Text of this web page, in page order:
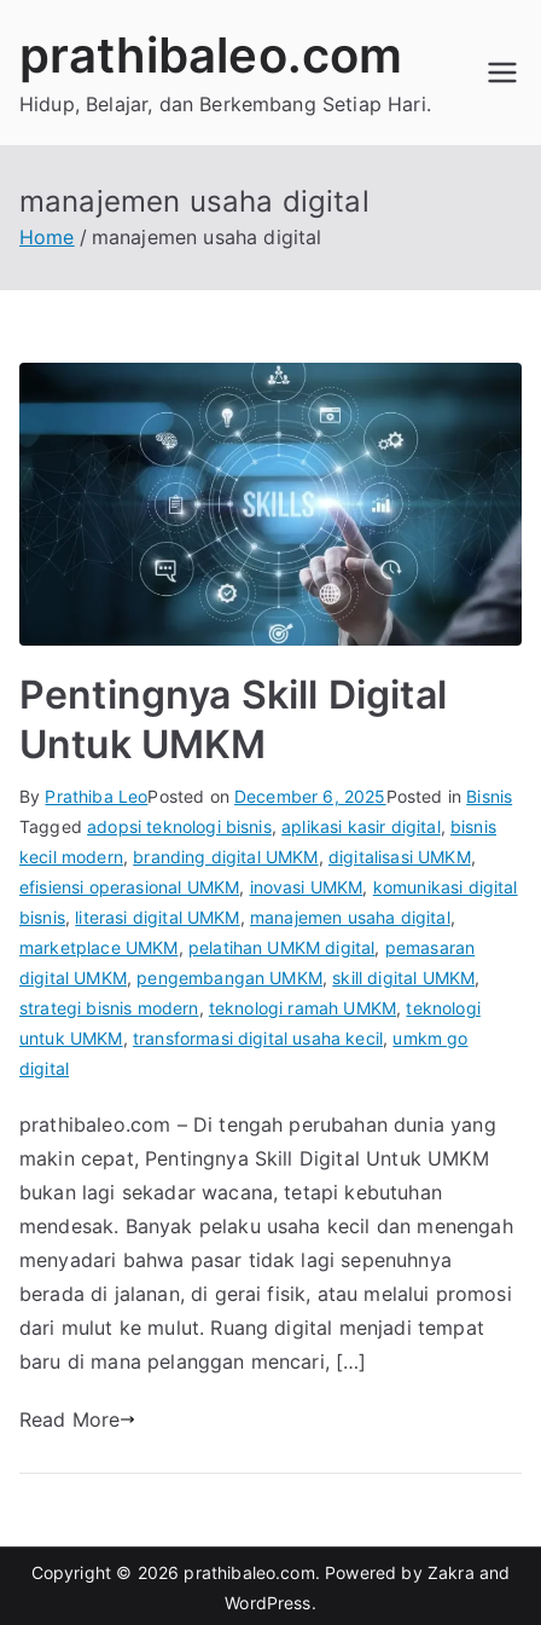
content
prathibaleo.com
Hidup, Belajar, dan Berkembang Setiap Hari.
manajemen usaha digital
Home manajemen usaha digital
Pentingnya Skill Digital
Untuk UMKM
By Prathiba LeoPosted on December 6, 2025Posted in Bisnis
Taggedadopsi teknologi bisnis,aplikasi kasir digital, bisnis
kecil modern, branding digital UMKM, digitalisasi UMKM,
efisiensi operasional UMKM, inovasi UMKM, komunikasi digital
bisnis, literasi digital UMKM, manajemen usaha digital,
marketplace UMKM, pelatihan UMKM digital, pemasaran
digital UMKM, pengembangan UMKM,skill digital UMKM,
strategi bisnis modern, teknologi ramah UMKM,teknologi
untuk UMKM, transformasi digital usaha kecil, umkm go
digital
prathibaleo.com – Di tengah perubahan dunia yang
makin cepat, Pentingnya Skill Digital Untuk UMKM
bukan lagi sekadar wacana, tetapi kebutuhan
mendesak. Banyak pelaku usaha kecil dan menengah
menyadari bahwa pasar tidak lagi sepenuhnya
berada di jalanan, di gerai fisik, atau melalui promosi
dari mulut ke mulut. Ruang digital menjadi tempat
baru di mana pelanggan mencari, […]
Read More
Copyright © 2026 prathibaleo.com. Powered by Zakra and
WordPress.